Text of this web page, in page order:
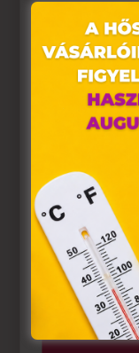
Weboldalunkon
alkalmazunk.
webes
szükséges.
A „sütiket" az
törvény, az
információs
egyes kérdéseiről
Európai Unió
weblapoknak,
működnek, a
felhasználó
tárolásához a